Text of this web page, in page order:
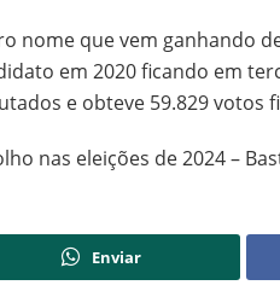
nome que vem ganhando
em 2020 ficando em
e obteve 59.829 votos
nas eleições de 2024 –
Enviar